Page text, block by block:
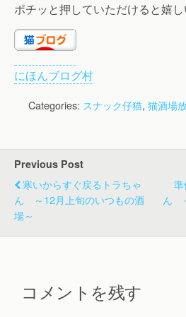
ポチッと押していただけると嬉
にほんブログ村
Categories: スナック仔猫, 猫酒場
Previous Post
寒いからすぐ戻るトラちゃ
ん ～12月上旬のいつもの酒
場～
ん
コメントを残す